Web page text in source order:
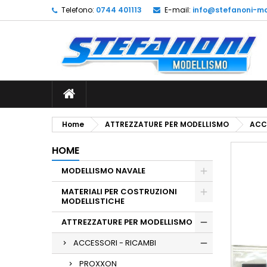
Telefono: 0744 401113 E-mail: info@stefanoni-
Home ATTREZZATURE PER MODELLISMO
HOME
MODELLISMO NAVALE
MATERIALI PER COSTRUZIONI
MODELLISTICHE
ATTREZZATURE PER MODELLISMO
ACCESSORI - RICAMBI
PROXXON